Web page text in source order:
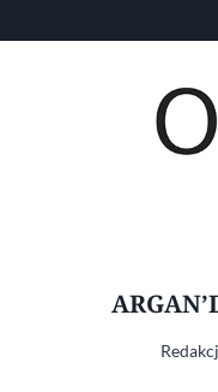
do